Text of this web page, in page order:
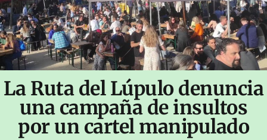
La Ruta del Lúpulo denuncia
una campaña de insultos
por un cartel manipulado